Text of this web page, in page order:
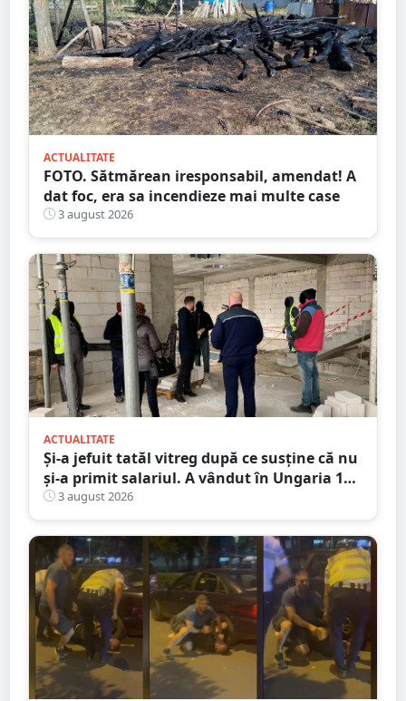
ACTUALITATE
FOTO. Sătmărean iresponsabil, amendat! A
dat foc, era sa incendieze mai multe case
3 august 2026
ACTUALITATE
Și-a jefuit tatăl vitreg după ce susține că nu
și-a primit salariul. A vândut în Ungaria 120
de role de vată și gresie de 7.000 de euro
3 august 2026